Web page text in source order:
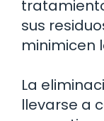
sus
minimicen
La
llevarse a